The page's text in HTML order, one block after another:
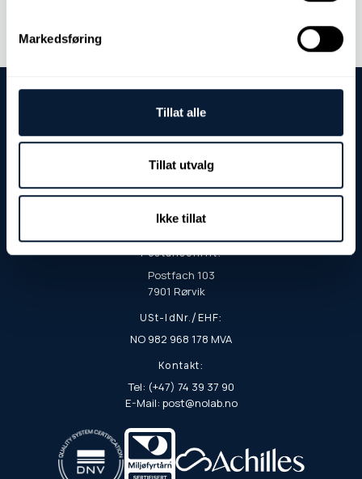
Markedsføring
Tillat alle
Tillat utvalg
Ikke tillat
Besuchs- und Lieferadresse:
Fjordgata 8
7900 Rørvik
Postanschrift:
Postfach 103
7901 Rørvik
USt-IdNr./EHF:
NO 982 968 178 MVA
Kontakt:
Tel: (+47) 74 39 37 90
E-Mail: post@nolab.no